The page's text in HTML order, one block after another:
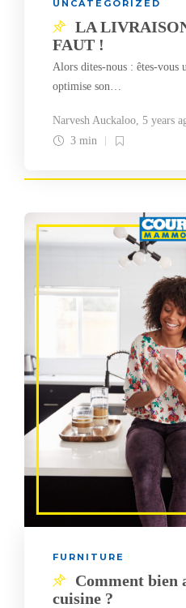
UNCATEGORIZED
LA
FAUT !
Alors dites-nous : êtes-vous
optimise son…
Narvesh Auckaloo, 5 years
3 min
FURNITURE
Comment bien
cuisine ?